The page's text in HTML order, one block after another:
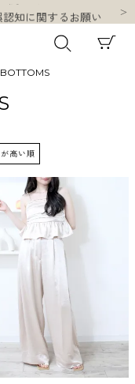
知に関するお願い
影響について
関して
無料
SALE
HIT ITEM
BOTTOMS
高い順